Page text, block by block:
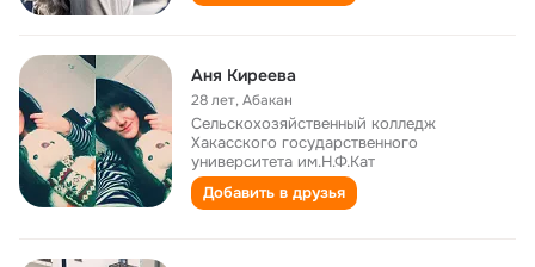
Аня Киреева
28 лет,Абакан
Сельскохозяйственный колледж
Хакасского государственного
университета им.Н.Ф.Кат
Добавить в друзья